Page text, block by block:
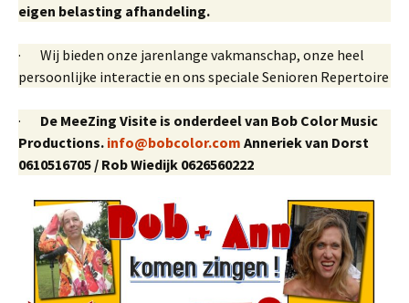
eigen belasting afhandeling.
· Wij bieden onze jarenlange vakmanschap, onze heel
persoonlijke interactie en ons speciale Senioren Repertoire
· De MeeZing Visite is onderdeel van Bob Color Music
Productions. info@bobcolor.com Anneriek van Dorst
0610516705 / Rob Wiedijk 0626560222